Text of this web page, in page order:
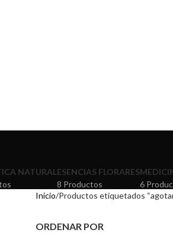
NATURAL ESENCIAS FLORARES
8 Productos
6
Inicio Productos etiquetados
ORDENAR POR